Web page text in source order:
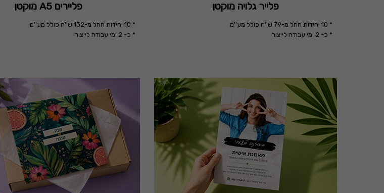
פלייר גלויה מוקטן
* 10 יחידות החל מ-79 ש''ח כולל מע''מ
* כ- 2 ימי עבודה לייצור
פליירים A5 מוקטן
* 10 יחידות החל מ-132 ש''ח כולל מע''מ
* כ- 2 ימי עבודה לייצור